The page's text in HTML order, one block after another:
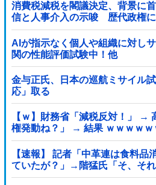
消費税減税を閣議決定、背景に
信と人事介入の示唆 歴代政権
務省、高市内閣に完全敗北
AIが指示なく個人や組織に対し
関の性能評価試験中！他
金与正氏、日本の巡航ミサイル
応」取る
【ｗ】財務省「減税反対！」 →
権発動ね？」 → 結果 ｗｗｗｗｗ
【速報】 記者「中革連は食料品
ていたが？」→階猛氏「そ、そ
付き」